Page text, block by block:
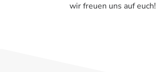
Die EKG
wir freuen uns auf euch!